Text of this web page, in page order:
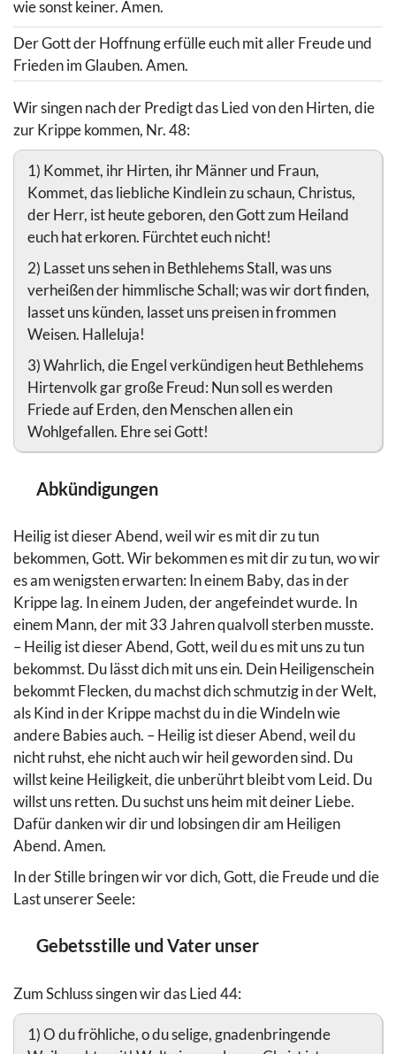
wie sonst keiner. Amen.
Der Gott der Hoffnung erfülle euch mit aller Freude und
Frieden im Glauben. Amen.
Wir singen nach der Predigt das Lied von den Hirten, die
zur Krippe kommen, Nr. 48:
1) Kommet, ihr Hirten, ihr Männer und Fraun,
Kommet, das liebliche Kindlein zu schaun, Christus,
der Herr, ist heute geboren, den Gott zum Heiland
euch hat erkoren. Fürchtet euch nicht!
2) Lasset uns sehen in Bethlehems Stall, was uns
verheißen der himmlische Schall; was wir dort finden,
lasset uns künden, lasset uns preisen in frommen
Weisen. Halleluja!
3) Wahrlich, die Engel verkündigen heut Bethlehems
Hirtenvolk gar große Freud: Nun soll es werden
Friede auf Erden, den Menschen allen ein
Wohlgefallen. Ehre sei Gott!
Abkündigungen
Heilig ist dieser Abend, weil wir es mit dir zu tun
bekommen, Gott. Wir bekommen es mit dir zu tun, wo wir
es am wenigsten erwarten: In einem Baby, das in der
Krippe lag. In einem Juden, der angefeindet wurde. In
einem Mann, der mit 33 Jahren qualvoll sterben musste.
– Heilig ist dieser Abend, Gott, weil du es mit uns zu tun
bekommst. Du lässt dich mit uns ein. Dein Heiligenschein
bekommt Flecken, du machst dich schmutzig in der Welt,
als Kind in der Krippe machst du in die Windeln wie
andere Babies auch. – Heilig ist dieser Abend, weil du
nicht ruhst, ehe nicht auch wir heil geworden sind. Du
willst keine Heiligkeit, die unberührt bleibt vom Leid. Du
willst uns retten. Du suchst uns heim mit deiner Liebe.
Dafür danken wir dir und lobsingen dir am Heiligen
Abend. Amen.
In der Stille bringen wir vor dich, Gott, die Freude und die
Last unserer Seele:
Gebetsstille und Vater unser
Zum Schluss singen wir das Lied 44:
1) O du fröhliche, o du selige, gnadenbringende